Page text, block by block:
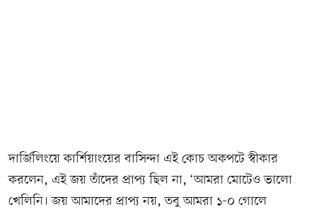
দার্জিলিংয়ে কার্শিয়াংয়ের বাসিন্দা এই কোচ অকপটে স্বীকার
করলেন, এই জয় তাঁদের প্রাপ্য ছিল না, ‘আমরা মোটেও ভালো
খেলিনি। জয় আমাদের প্রাপ্য নয়, তবু আমরা ১-০ গোলে